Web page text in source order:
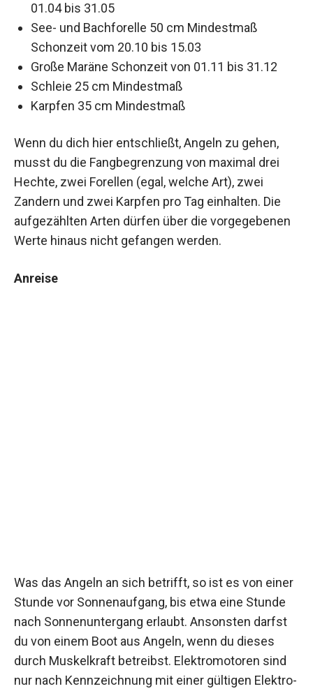
01.04 bis 31.05
See- und Bachforelle 50 cm Mindestmaß
Schonzeit vom 20.10 bis 15.03
Große Maräne Schonzeit von 01.11 bis 31.12
Schleie 25 cm Mindestmaß
Karpfen 35 cm Mindestmaß
Wenn du dich hier entschließt, Angeln zu gehen,
musst du die Fangbegrenzung von maximal drei
Hechte, zwei Forellen (egal, welche Art), zwei
Zandern und zwei Karpfen pro Tag einhalten. Die
aufgezählten Arten dürfen über die vorgegebenen
Werte hinaus nicht gefangen werden.
Anreise
Was das Angeln an sich betrifft, so ist es von einer
Stunde vor Sonnenaufgang, bis etwa eine Stunde
nach Sonnenuntergang erlaubt. Ansonsten darfst
du von einem Boot aus Angeln, wenn du dieses
durch Muskelkraft betreibst. Elektromotoren sind
nur nach Kennzeichnung mit einer gültigen Elektro-